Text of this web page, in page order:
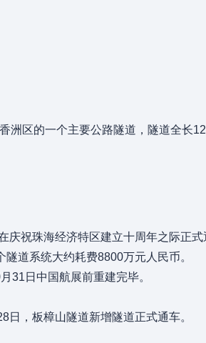
洲区的一个主要公路隧道，隧道全长
祝珠海经济特区建立十周年之际正式
道系统大约耗费8800万元人民币。
31日中国航展前重建完毕。
，板樟山隧道新增隧道正式通车。